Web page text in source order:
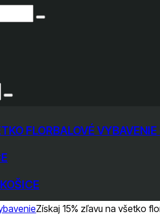
FLORBALOVÉ
Získaj 15% zľavu na všetko